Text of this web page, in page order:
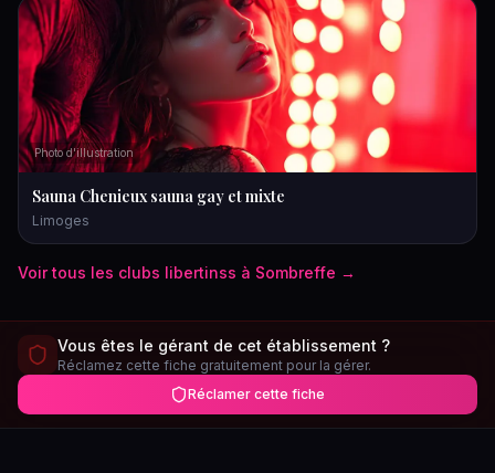
Photo d'illustration
Sauna Chenieux sauna gay et mixte
Limoges
Voir tous les clubs libertinss à Sombreffe →
Vous êtes le gérant de cet établissement ?
Réclamez cette fiche gratuitement pour la gérer.
Réclamer cette fiche